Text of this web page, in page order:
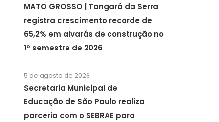
MATO GROSSO | Tangará da Serra
registra crescimento recorde de
65,2% em alvarás de construção no
1º semestre de 2026
5 de agosto de 2026
Secretaria Municipal de
Educação de São Paulo realiza
parceria com o SEBRAE para